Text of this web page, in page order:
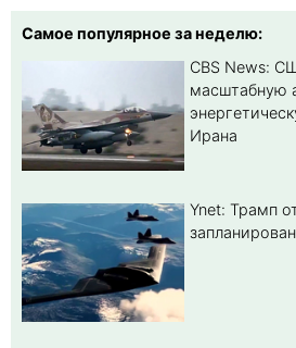
Самое популярное за неделю:
CBS News:
масштабную
Ирана
Ynet: Трамп